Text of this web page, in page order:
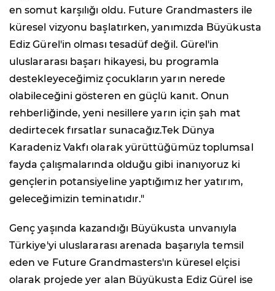
en somut karşılığı oldu. Future Grandmasters ile
küresel vizyonu başlatırken, yanımızda Büyükusta
Ediz Gürel'in olması tesadüf değil. Gürel'in
uluslararası başarı hikayesi, bu programla
destekleyeceğimiz çocukların yarın nerede
olabileceğini gösteren en güçlü kanıt. Onun
rehberliğinde, yeni nesillere yarın için şah mat
dedirtecek fırsatlar sunacağız.Tek Dünya
Karadeniz Vakfı olarak yürüttüğümüz toplumsal
fayda çalışmalarında olduğu gibi inanıyoruz ki
gençlerin potansiyeline yaptığımız her yatırım,
geleceğimizin teminatıdır."
Genç yaşında kazandığı Büyükusta unvanıyla
Türkiye'yi uluslararası arenada başarıyla temsil
eden ve Future Grandmasters'ın küresel elçisi
olarak projede yer alan Büyükusta Ediz Gürel ise